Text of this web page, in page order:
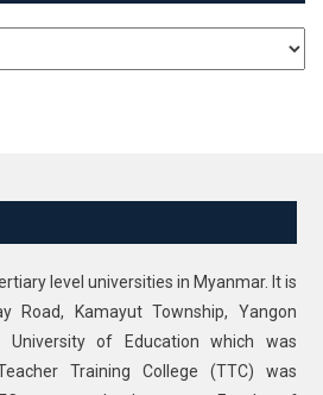
level universities in Myanmar. It is
Road, Kamayut Township, Yangon
University of Education which was
Training College (TTC) was